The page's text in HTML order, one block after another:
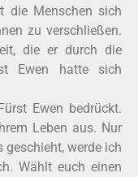
die Menschen sich
zu verschließen.
die er durch die
Ewen hatte sich
Ewen bedrückt.
Leben aus. Nur
geschieht, werde ich
Wählt euch einen